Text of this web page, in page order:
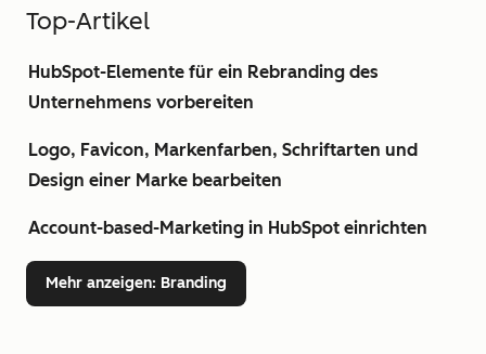
Top-Artikel
HubSpot-Elemente für ein Rebranding des
Unternehmens vorbereiten
Logo, Favicon, Markenfarben, Schriftarten und
Design einer Marke bearbeiten
Account-based-Marketing in HubSpot einrichten
Mehr anzeigen: Branding